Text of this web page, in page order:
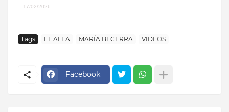
17/02/2026
Tags EL ALFA MARÍA BECERRA VIDEOS
Facebook